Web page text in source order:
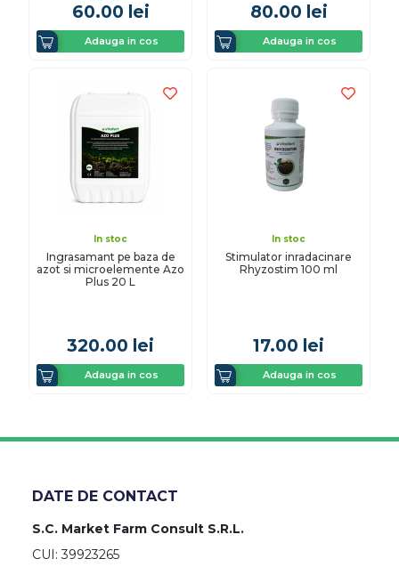
60.00 lei
Adauga in cos
80.00 lei
Adauga in cos
In stoc
Ingrasamant pe baza de
azot si microelemente Azo
Plus 20 L
320.00 lei
Adauga in cos
In stoc
Stimulator inradacinare
Rhyzostim 100 ml
17.00 lei
Adauga in cos
DATE DE CONTACT
S.C. Market Farm Consult S.R.L.
CUI: 39923265